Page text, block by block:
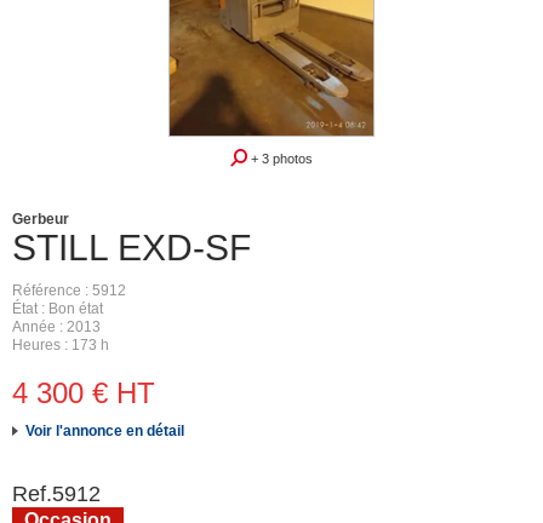
+ 3 photos
STILL EXD-SF
Gerbeur
Référence
5912
État
Bon état
Année
2013
Heures
173 h
4 300 € HT
Voir l'annonce en détail
Ref.5912